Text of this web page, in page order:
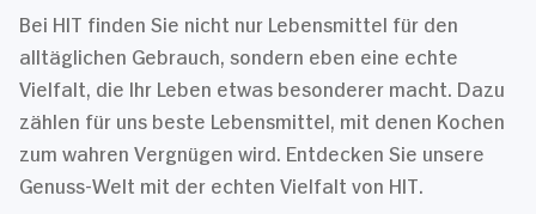
Bei HIT finden Sie nicht nur Lebensmittel für den
alltäglichen Gebrauch, sondern eben eine echte
Vielfalt, die Ihr Leben etwas besonderer macht. Dazu
zählen für uns beste Lebensmittel, mit denen Kochen
zum wahren Vergnügen wird. Entdecken Sie unsere
Genuss-Welt mit der echten Vielfalt von HIT.